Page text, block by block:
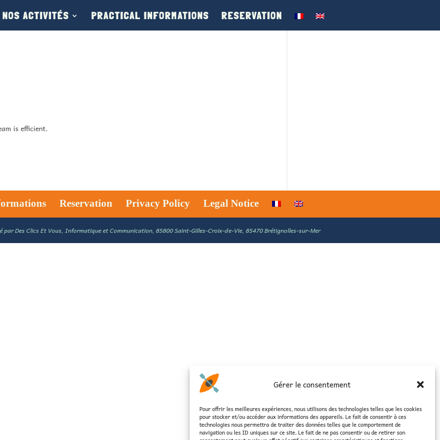
Gérer le consentement
Pour offrir les meilleures expériences, nous utilisons des technologies telles que les cookies
pour stocker et/ou accéder aux informations des appareils. Le fait de consentir à ces
technologies nous permettra de traiter des données telles que le comportement de
navigation ou les ID uniques sur ce site. Le fait de ne pas consentir ou de retirer son
NOS ACTIVITÉS PRACTICAL INFORMATIONS RESERVATION
is efficient.
Reservation Privacy Policy Legal Notice
parDes Clics Et Vous, Informatique et Communication, 85800 Saint-Gilles-Croix-de-Vie, 85470 Brétignolles-sur-Mer